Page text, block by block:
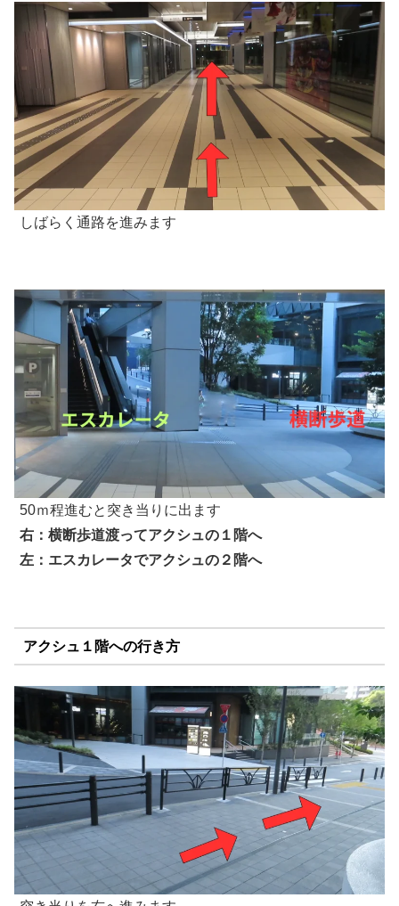
しばらく通路を進みます
50ｍ程進むと突き当りに出ます
右：横断歩道渡ってアクシュの１階へ
左：エスカレータでアクシュの２階へ
アクシュ１階への行き方